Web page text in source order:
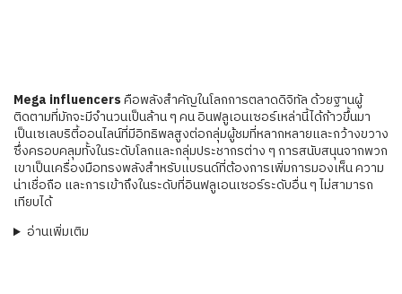
Mega influencersคือพลังสำคัญในโลกการตลาดดิจิทัล ด้วยฐานผู้
ติดตามที่มักจะมีจำนวนเป็นล้าน ๆ คน อินฟลูเอนเซอร์เหล่านี้ได้ก้าวขึ้นมา
เป็นเซเลบริตี้ออนไลน์ที่มีอิทธิพลสูงต่อกลุ่มผู้ชมที่หลากหลายและกว้างขวาง
ซึ่งครอบคลุมทั้งในระดับโลกและกลุ่มประชากรต่าง ๆ การสนับสนุนจากพวก
เขาเป็นเครื่องมือทรงพลังสำหรับแบรนด์ที่ต้องการเพิ่มการมองเห็น ความ
น่าเชื่อถือ และการเข้าถึงในระดับที่อินฟลูเอนเซอร์ระดับอื่น ๆ ไม่สามารถ
เทียบได้
อ่านเพิ่มเติม